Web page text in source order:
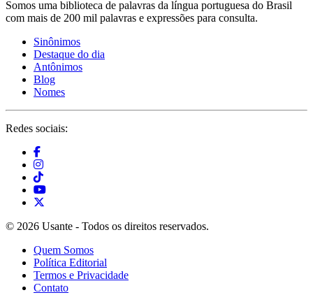
Somos uma biblioteca de palavras da língua portuguesa do Brasil
com mais de 200 mil palavras e expressões para consulta.
Sinônimos
Destaque do dia
Antônimos
Blog
Nomes
Redes sociais:
© 2026 Usante - Todos os direitos reservados.
Quem Somos
Política Editorial
Termos e Privacidade
Contato